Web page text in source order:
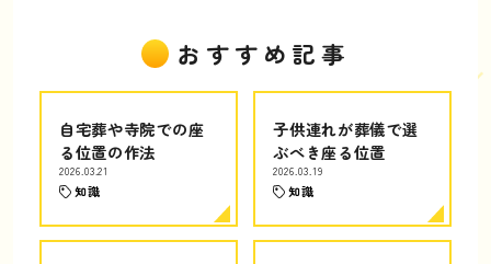
おすすめ記事
自宅葬や寺院での座
る位置の作法
2026.03.21
知識
子供連れが葬儀で選
ぶべき座る位置
2026.03.19
知識